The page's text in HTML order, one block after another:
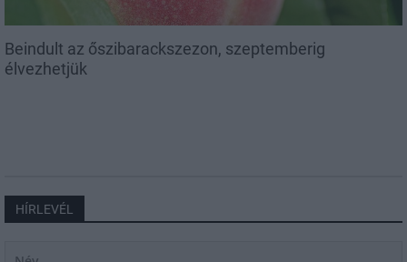
Beindult az őszibarackszezon, szeptemberig
élvezhetjük
HÍRLEVÉL